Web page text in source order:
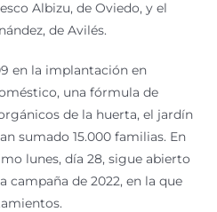
Albizu, de Oviedo, y el
de Avilés.
en la implantación en
una fórmula de
de la huerta, el jardín
sumado 15.000 familias. En
lunes, día 28, sigue abierto
campaña de 2022, en la que